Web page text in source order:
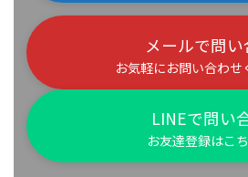
メールで問
お気軽にお問い合わせ
LINEで問い
お友達登録はこ